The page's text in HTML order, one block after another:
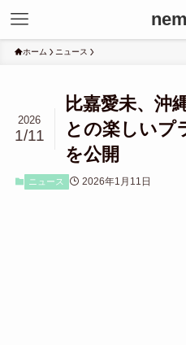
ホーム ニュース
比嘉愛未、沖
との楽しいプ
を公開
2026
1/11
ニュース 2026年1月11日